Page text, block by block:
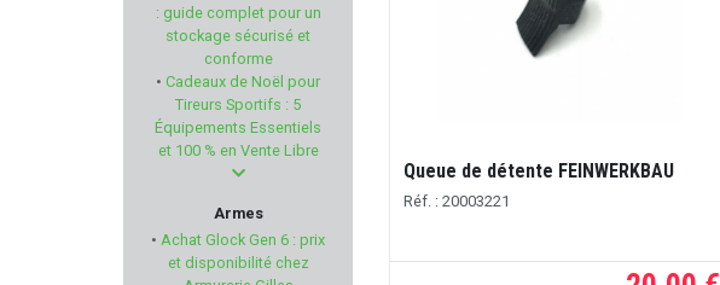
KNOBLOCH
FAB DEFENSE
NORICA
SPORTDOG
: guide complet pour un
stockage sécurisé et
conforme
• Cadeaux de Noël pour
Tireurs Sportifs : 5
Équipements Essentiels
et 100 % en Vente Libre
Armes
• Achat Glock Gen 6 : prix
et disponibilité chez
Queue de détente FEINWERKBAU
Réf. : 20003221